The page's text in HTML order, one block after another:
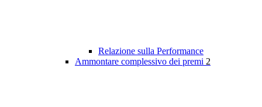
Relazione sulla Performance
Ammontare complessivo dei premi 2